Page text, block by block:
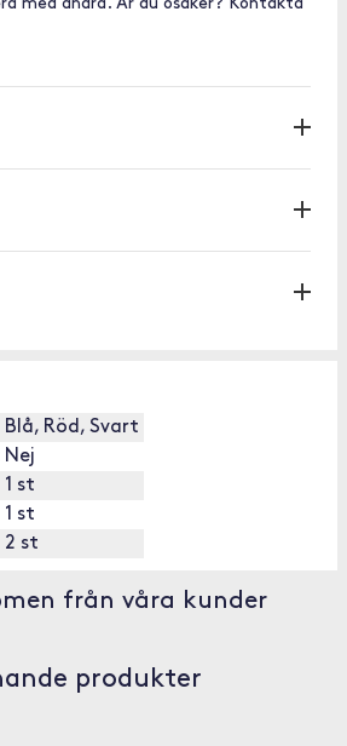
med andra. Är du osäker? Kontakta
Blå, Röd, Svart
Nej
1 st
1 st
2 st
från våra kunder
produkter